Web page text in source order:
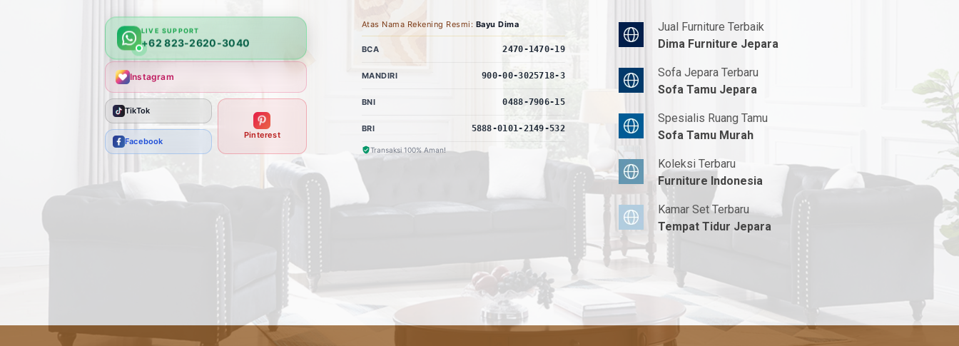
LIVE SUPPORT
+62 823-2620-3040
Instagram
TikTok
Facebook
Pinterest
Atas Nama Rekening Resmi: Bayu Dima
BCA 2470-1470-19
MANDIRI 900-00-3025718-3
BNI 0488-7906-15
BRI 5888-0101-2149-532
Transaksi 100% Aman!
Jual Furniture Terbaik
Dima Furniture Jepara
Sofa Jepara Terbaru
Sofa Tamu Jepara
Spesialis Ruang Tamu
Sofa Tamu Murah
Koleksi Terbaru
Furniture Indonesia
Kamar Set Terbaru
Tempat Tidur Jepara